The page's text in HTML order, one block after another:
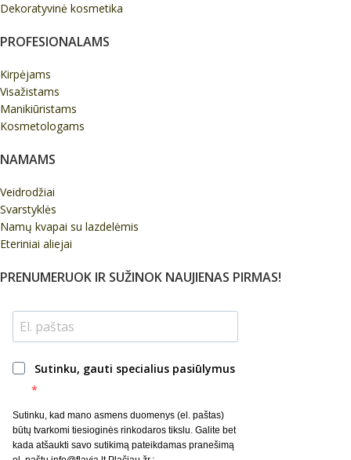
Dekoratyvinė kosmetika
PROFESIONALAMS
Kirpėjams
Visažistams
Manikiūristams
Kosmetologams
NAMAMS
Veidrodžiai
Svarstyklės
Namų kvapai su lazdelėmis
Eteriniai aliejai
PRENUMERUOK IR SUŽINOK NAUJIENAS PIRMAS!
Sutinku, gauti specialius pasiūlymus
Sutinku, kad mano asmens duomenys (el. paštas)
būtų tvarkomi tiesioginės rinkodaros tikslu. Galite bet
kada atšaukti savo sutikimą pateikdamas pranešimą